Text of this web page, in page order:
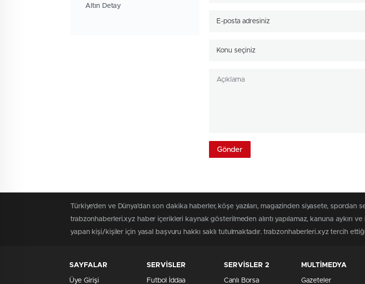
Altın Detay
Konu seçiniz
Türkiye'den ve Dünya’dan son dakika haberler, köşe yazıları, magazinden siyasete,
trabzonhaberleri.xyz haber içerikleri kaynak gösterilmeden alıntı yapılamaz, kanuna aykırı
yapan kişi/kişiler için yasal başvuru hakkı saklı tutulmaktadır. trabzonhaberleri.xyz tercih
SAYFALAR
Üye Girişi
SERVİSLER
Futbol İddaa
SERVİSLER 2
Canlı Borsa
MULTİMEDYA
Gazeteler